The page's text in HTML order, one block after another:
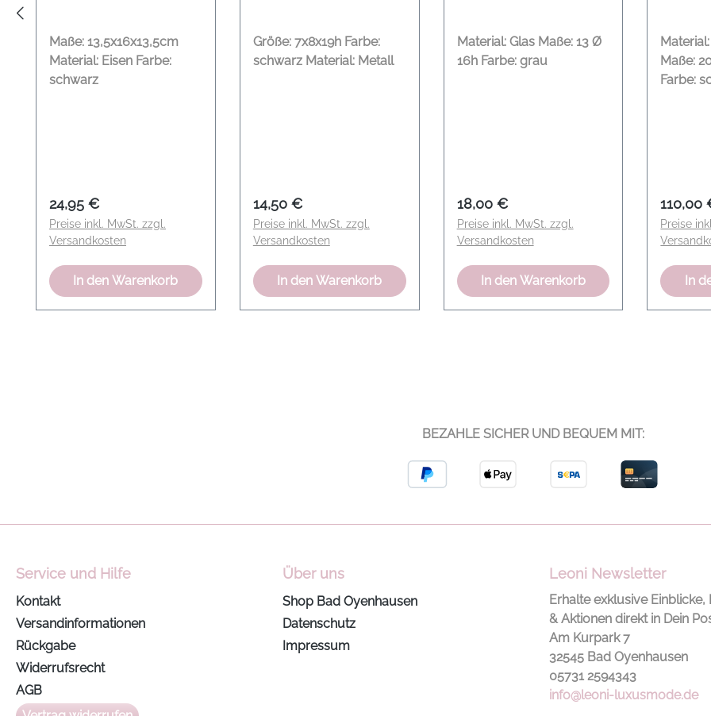
Maße: 13,5x16x13,5cm
Material: Eisen Farbe:
schwarz
Regulärer Preis:
24,95 €
Preise inkl. MwSt. zzgl.
Versandkosten
In den Warenkorb
Größe: 7x8x19h Farbe:
schwarz Material: Metall
Regulärer Preis:
14,50 €
Preise inkl. MwSt. zzgl.
Versandkosten
In den Warenkorb
Material: Glas Maße: 13 Ø
16h Farbe: grau
Regulärer Preis:
18,00 €
Preise inkl. MwSt. zzgl.
Versandkosten
In den Warenkorb
Maße:
Farbe:
110,00
Preise
In
BEZAHLE SICHER UND BEQUEM MIT:
Service und Hilfe
Kontakt
Versandinformationen
Rückgabe
Widerrufsrecht
AGB
Über uns
Shop Bad Oyenhausen
Datenschutz
Impressum
Leoni Newsletter
Erhalte exklusive Einblicke,
& Aktionen direkt in Dein
Am Kurpark 7
32545 Bad Oyenhausen
05731 2594343
info@leoni-luxusmode.de